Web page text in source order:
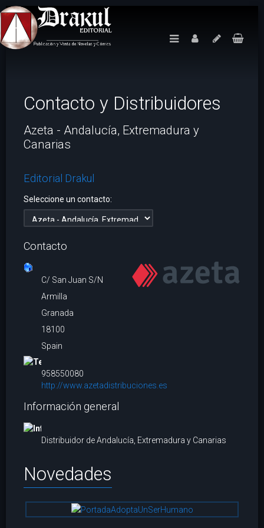
Contacto y Distribuidores
Azeta - Andalucía, Extremadura y
Canarias
Editorial Drakul
Seleccione un contacto:
Contacto
C/ San Juan S/N
Armilla
Granada
18100
Spain
958550080
http://www.azetadistribuciones.es
Información general
Distribuidor de Andalucía, Extremadura y Canarias
Novedades